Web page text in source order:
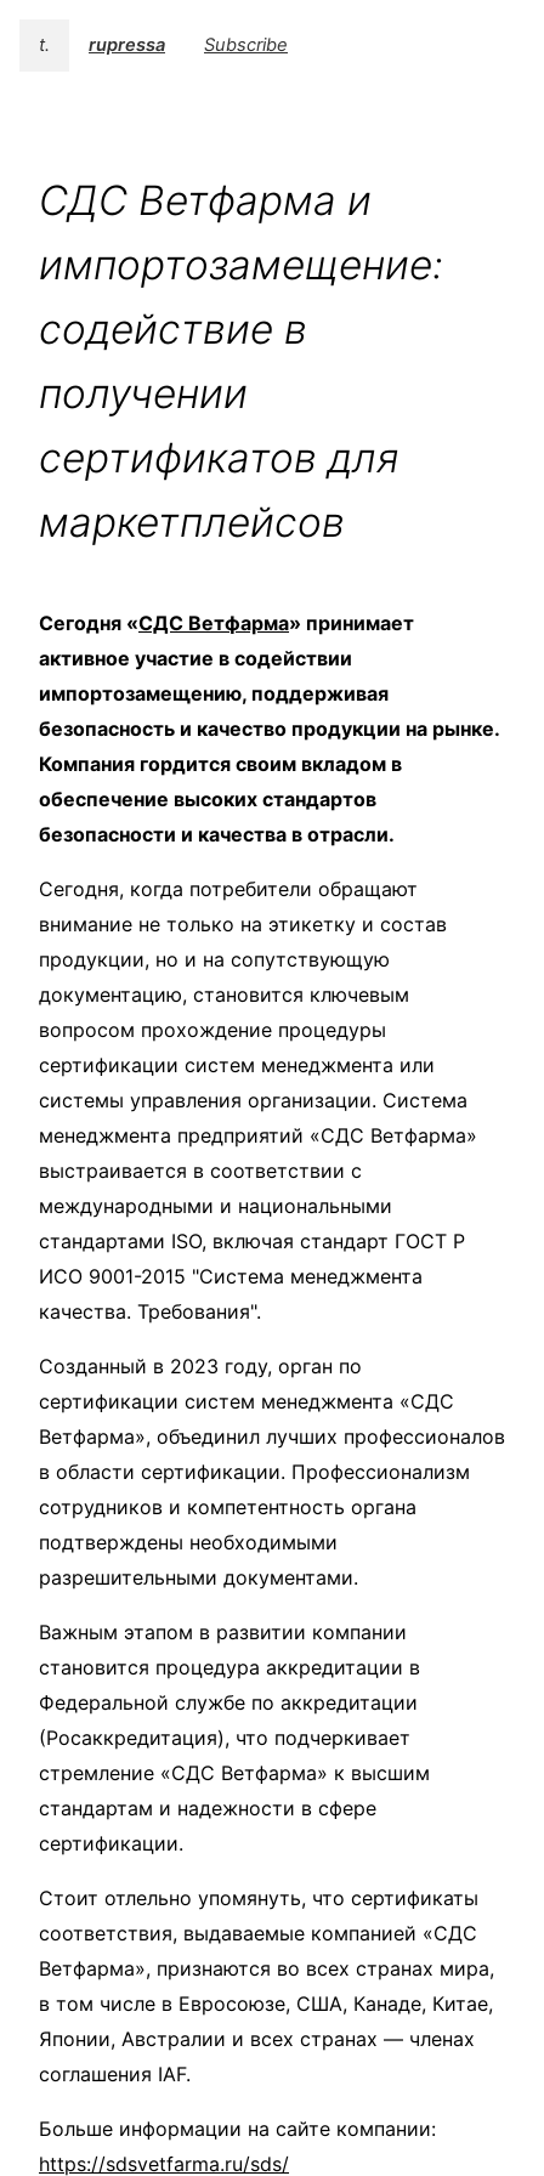
t. rupressa Subscribe
СДС Ветфарма и
импортозамещение:
содействие в
получении
сертификатов для
маркетплейсов
Сегодня «СДС Ветфарма» принимает
активное участие в содействии
импортозамещению, поддерживая
безопасность и качество продукции на рынке.
Компания гордится своим вкладом в
обеспечение высоких стандартов
безопасности и качества в отрасли.
Сегодня, когда потребители обращают
внимание не только на этикетку и состав
продукции, но и на сопутствующую
документацию, становится ключевым
вопросом прохождение процедуры
сертификации систем менеджмента или
системы управления организации. Система
менеджмента предприятий «СДС Ветфарма»
выстраивается в соответствии с
международными и национальными
стандартами ISO, включая стандарт ГОСТ Р
ИСО 9001-2015 "Система менеджмента
качества. Требования".
Созданный в 2023 году, орган по
сертификации систем менеджмента «СДС
Ветфарма», объединил лучших профессионалов
в области сертификации. Профессионализм
сотрудников и компетентность органа
подтверждены необходимыми
разрешительными документами.
Важным этапом в развитии компании
становится процедура аккредитации в
Федеральной службе по аккредитации
(Росаккредитация), что подчеркивает
стремление «СДС Ветфарма» к высшим
стандартам и надежности в сфере
сертификации.
Стоит отлельно упомянуть, что сертификаты
соответствия, выдаваемые компанией «СДС
Ветфарма», признаются во всех странах мира,
в том числе в Евросоюзе, США, Канаде, Китае,
Японии, Австралии и всех странах — членах
соглашения IAF.
Больше информации на сайте компании:
https://sdsvetfarma.ru/sds/